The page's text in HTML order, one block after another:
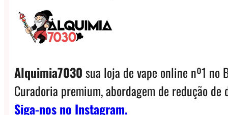
Alquimia7030sua loja de vape online nº1 no
Curadoria premium, abordagem de redução
Siga-nos no Instagram.